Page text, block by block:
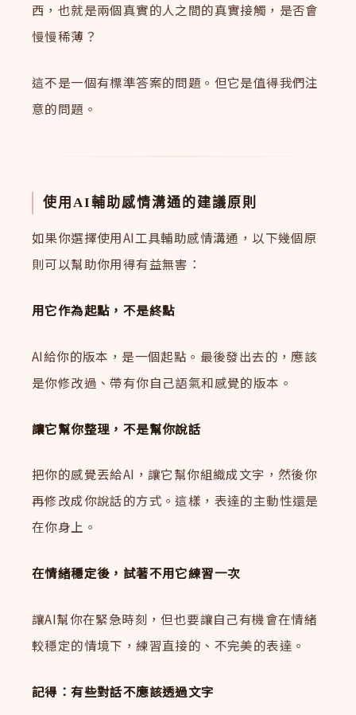
西，也就是兩個真實的人之間的真實接觸，是否會
慢慢稀薄？
這不是一個有標準答案的問題。但它是值得我們注
意的問題。
使用AI輔助感情溝通的建議原則
如果你選擇使用AI工具輔助感情溝通，以下幾個原
則可以幫助你用得有益無害：
用它作為起點，不是終點
AI給你的版本，是一個起點。最後發出去的，應該
是你修改過、帶有你自己語氣和感覺的版本。
讓它幫你整理，不是幫你說話
把你的感覺丟給AI，讓它幫你組織成文字，然後你
再修改成你說話的方式。這樣，表達的主動性還是
在你身上。
在情緒穩定後，試著不用它練習一次
讓AI幫你在緊急時刻，但也要讓自己有機會在情緒
較穩定的情境下，練習直接的、不完美的表達。
記得：有些對話不應該透過文字